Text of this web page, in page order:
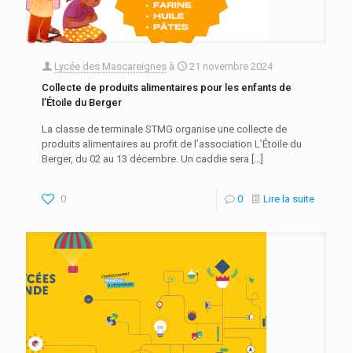
Lycée des Mascareignes à
21 novembre 2024
Collecte de produits alimentaires pour les enfants de
l’Étoile du Berger
La classe de terminale STMG organise une collecte de
produits alimentaires au profit de l’association L’Étoile du
Berger, du 02 au 13 décembre. Un caddie sera […]
0 0 Lire la suite